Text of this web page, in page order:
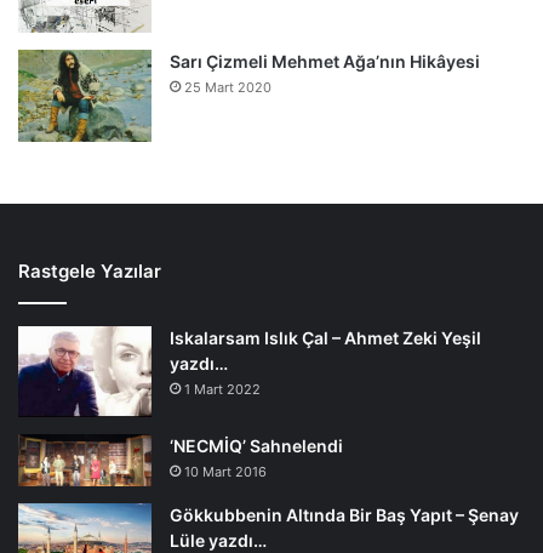
Sarı Çizmeli Mehmet Ağa’nın Hikâyesi
25 Mart 2020
Rastgele Yazılar
Iskalarsam Islık Çal – Ahmet Zeki Yeşil
yazdı…
1 Mart 2022
‘NECMİQ’ Sahnelendi
10 Mart 2016
Gökkubbenin Altında Bir Baş Yapıt – Şenay
Lüle yazdı…